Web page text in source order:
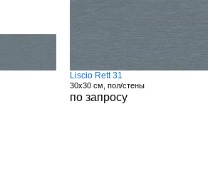
Liscio Rett 31
30x30 см, пол/стены
по запросу